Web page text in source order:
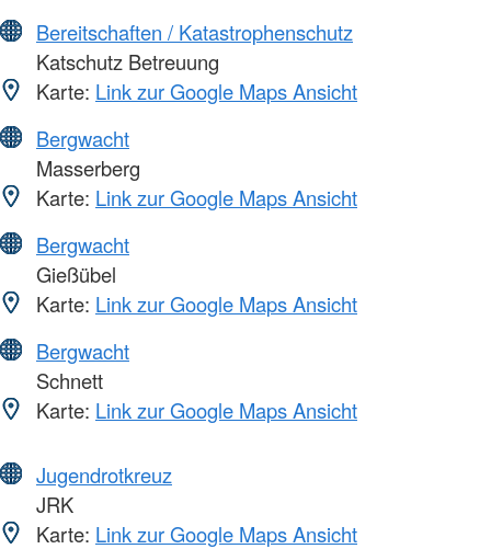
Bereitschaften / Katastrophenschutz
Katschutz Betreuung
Karte: Link zur Google Maps Ansicht
Bergwacht
Masserberg
Karte: Link zur Google Maps Ansicht
Bergwacht
Gießübel
Karte: Link zur Google Maps Ansicht
Bergwacht
Schnett
Karte: Link zur Google Maps Ansicht
Jugendrotkreuz
JRK
Karte: Link zur Google Maps Ansicht